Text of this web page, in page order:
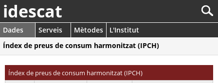
idescat
Dades Serveis Mètodes
L'Institut
Índex de preus de consum harmonitzat (IPCH)
Índex de preus de consum harmonitzat (IPCH)